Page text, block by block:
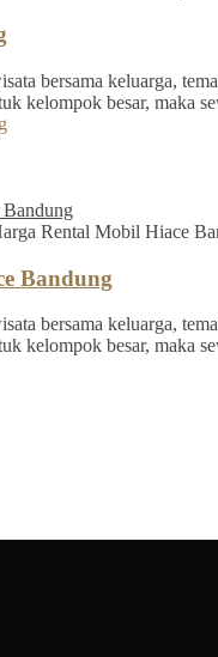
bersama keluarga,
kelompok besar, maka
Bandung
Rental Mobil Hiace
Bandung
bersama keluarga,
kelompok besar, maka